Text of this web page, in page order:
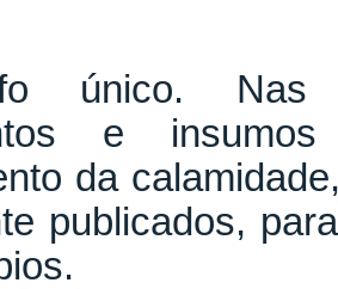
único.
e
da
publicados,